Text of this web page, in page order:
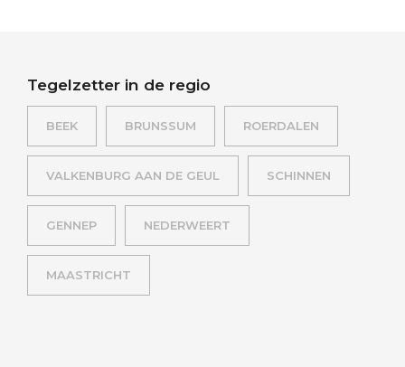
Tegelzetter in de regio
BEEK BRUNSSUM ROERDALEN
VALKENBURG AAN DE GEUL SCHINNEN
GENNEP NEDERWEERT
MAASTRICHT